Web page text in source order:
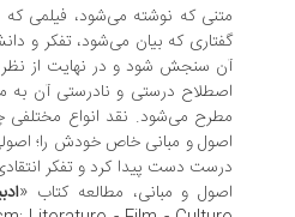
متنی که نوشته می‌شود، فیلمی
گفتاری که بیان می‌شود، تفکر و
آن سنجش شود و در نهایت از نظر
اصطلاح درستی و نادرستی آن
مطرح می‌شود. نقد انواع مختلفی
اصول و مبانی خاص خودش را؛
درست دست پیدا کرد و تفکر
اصول و مبانی، مطالعه کتاب «